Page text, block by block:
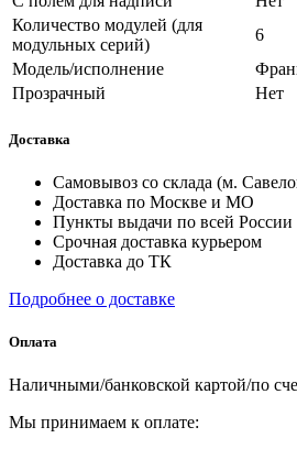
Количество модулей (для
модульных серий)
6
Модель/исполнение
Прозрачный
Нет
Доставка
Самовывоз со склада (м.
Доставка по Москве и МО
Пункты выдачи по всей России
Срочная доставка курьером
Доставка до ТК
Подробнее о доставке
Оплата
Наличными/банковской картой/по
Мы принимаем к оплате: